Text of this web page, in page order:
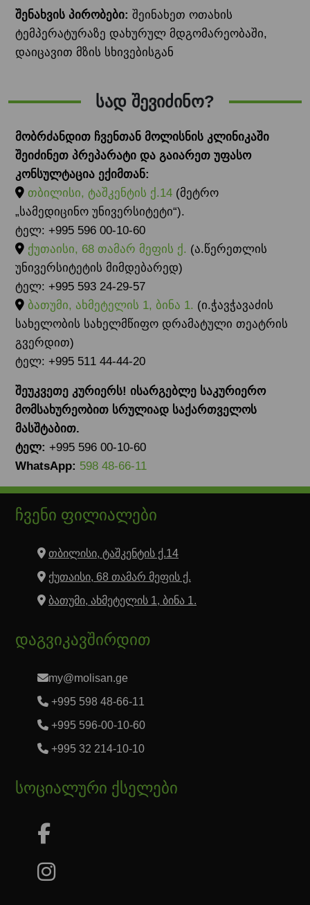
შენახვის პირობები: შეინახეთ ოთახის
ტემპერატურაზე დახურულ მდგომარეობაში,
დაიცავით მზის სხივებისგან
სად შევიძინო?
მობრძანდით ჩვენთან მოლისნის კლინიკაში
შეიძინეთ პრეპარატი და გაიარეთ უფასო
კონსულტაცია ექიმთან:
თბილისი, ტაშკენტის ქ.14 (მეტრო
„სამედიცინო უნივერსიტეტი“).
ტელ: +995 596 00-10-60
ქუთაისი, 68 თამარ მეფის ქ. (ა.წერეთლის
უნივერსიტეტის მიმდებარედ)
ტელ: +995 593 24-29-57
ბათუმი, ახმეტელის 1, ბინა 1. (ი.ჭავჭავაძის
სახელობის სახელმწიფო დრამატული თეატრის
გვერდით)
ტელ: +995 511 44-44-20
შეუკვეთე კურიერს! ისარგებლე საკურიერო
მომსახურეობით სრულიად საქართველოს
მასშტაბით.
ტელ: +995 596 00-10-60
WhatsApp: 598 48-66-11
ჩვენი ფილიალები
თბილისი, ტაშკენტის ქ.14
ქუთაისი, 68 თამარ მეფის ქ.
ბათუმი, ახმეტელის 1, ბინა 1.
დაგვიკავშირდით
my@molisan.ge
+995 598 48-66-11
+995 596-00-10-60
+995 32 214-10-10
სოციალური ქსელები